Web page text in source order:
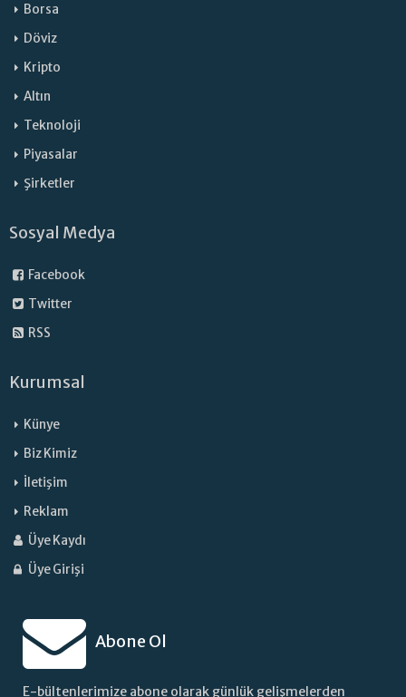
Borsa
Döviz
Kripto
Altın
Teknoloji
Piyasalar
Şirketler
Sosyal Medya
Facebook
Twitter
RSS
Kurumsal
Künye
Biz Kimiz
İletişim
Reklam
Üye Kaydı
Üye Girişi
Abone Ol
E-bültenlerimize abone olarak günlük gelişmelerden